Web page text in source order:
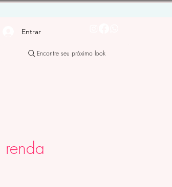
Entrar
Encontre seu próximo look
renda